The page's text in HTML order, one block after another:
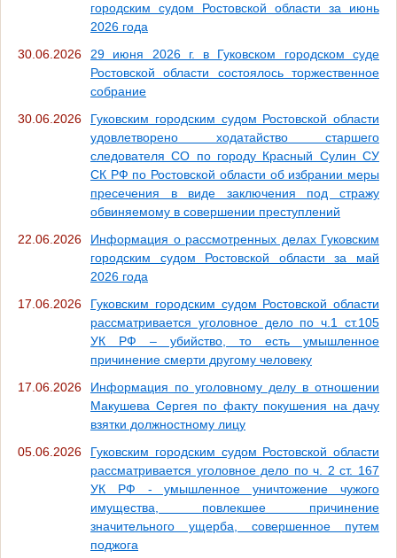
городским судом Ростовской области за июнь
2026 года
30.06.2026
29 июня 2026 г. в Гуковском городском суде
Ростовской области состоялось торжественное
собрание
30.06.2026
Гуковским городским судом Ростовской области
удовлетворено ходатайство старшего
следователя СО по городу Красный Сулин СУ
СК РФ по Ростовской области об избрании меры
пресечения в виде заключения под стражу
обвиняемому в совершении преступлений
22.06.2026
Информация о рассмотренных делах Гуковским
городским судом Ростовской области за май
2026 года
17.06.2026
Гуковским городским судом Ростовской области
рассматривается уголовное дело по ч.1 ст.105
УК РФ – убийство, то есть умышленное
причинение смерти другому человеку
17.06.2026
Информация по уголовному делу в отношении
Макушева Сергея по факту покушения на дачу
взятки должностному лицу
05.06.2026
Гуковским городским судом Ростовской области
рассматривается уголовное дело по ч. 2 ст. 167
УК РФ - умышленное уничтожение чужого
имущества, повлекшее причинение
значительного ущерба, совершенное путем
поджога